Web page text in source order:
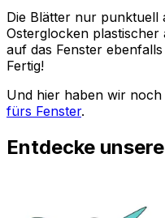
Die Blätter nur punktuell
Osterglocken plastischer
auf das Fenster
Fertig!
Und hier haben wir noch
fürs Fenster.
Entdecke